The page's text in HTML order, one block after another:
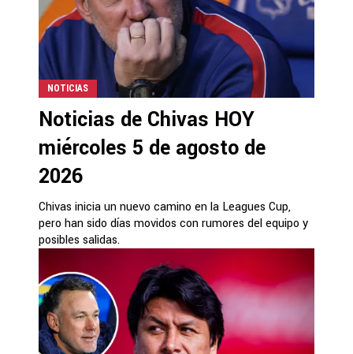
NOTICIAS
Noticias de Chivas HOY
miércoles 5 de agosto de
2026
Chivas inicia un nuevo camino en la Leagues Cup,
pero han sido días movidos con rumores del equipo y
posibles salidas.